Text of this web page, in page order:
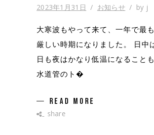
2023年1月31日 お知らせ by j
大寒波もやって来て、一年で最
厳しい時期になりました。 日中
日も夜はかなり低温になることも
水道管のト�
READ MORE
share